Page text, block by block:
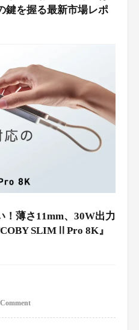
鍵を握る最新市場レポ
！薄さ11mm、30W出力
SLIMⅡPro 8K』
Comment